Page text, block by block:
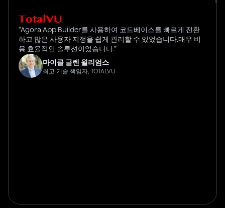
“Agora App Builder를 사용하여 코드베이스를 빠르게 전환
하고 많은 사용자 지정을 쉽게 관리할 수 있었습니다.매우 비
용 효율적인 솔루션이었습니다.”
마이클 글렌 윌리엄스
최고 기술 책임자, TOTALVU